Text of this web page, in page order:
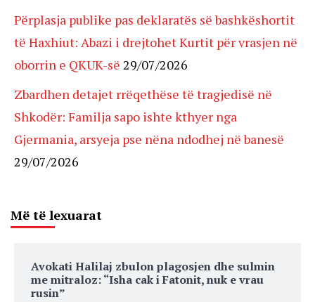
Përplasja publike pas deklaratës së bashkëshortit
të Haxhiut: Abazi i drejtohet Kurtit për vrasjen në
oborrin e QKUK-së 29/07/2026
Zbardhen detajet rrëqethëse të tragjedisë në
Shkodër: Familja sapo ishte kthyer nga
Gjermania, arsyeja pse nëna ndodhej në banesë
29/07/2026
Më të lexuarat
Avokati Halilaj zbulon plagosjen dhe sulmin
me mitraloz: “Isha cak i Fatonit, nuk e vrau
rusin”